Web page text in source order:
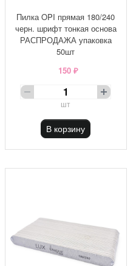
Пилка OPI прямая 180/240
черн. шрифт тонкая основа
РАСПРОДАЖА упаковка
50шт
150 ₽
шт
В корзину